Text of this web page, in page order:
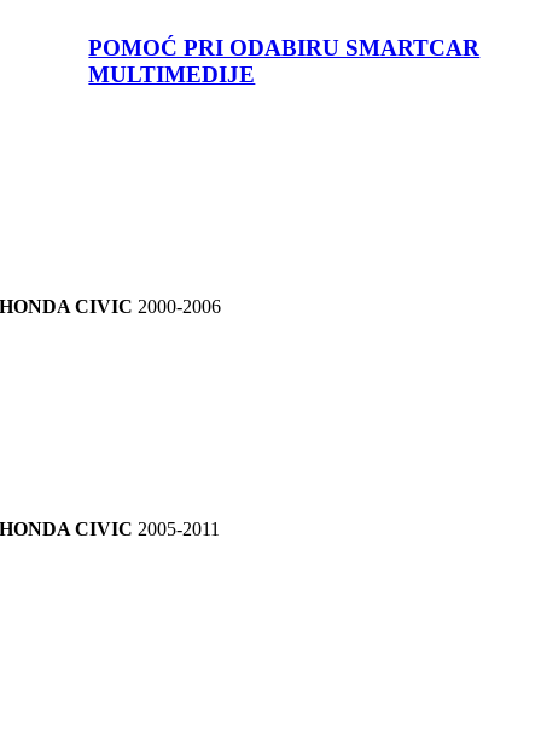
POMOĆ PRI ODABIRU SMARTCAR
MULTIMEDIJE
HONDA CIVIC 2000-2006
HONDA CIVIC 2005-2011